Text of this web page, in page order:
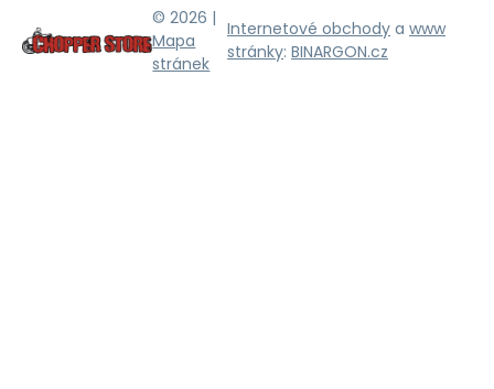
© 2026 |
Mapa
stránek
Internetové obchody a www
stránky: BINARGON.cz